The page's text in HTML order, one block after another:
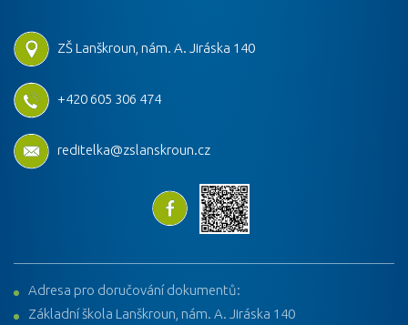
ZŠ Lanškroun, nám. A. Jiráska 140
+420 605 306 474
reditelka@zslanskroun.cz
Adresa pro doručování dokumentů:
Základní škola Lanškroun, nám. A. Jiráska 140